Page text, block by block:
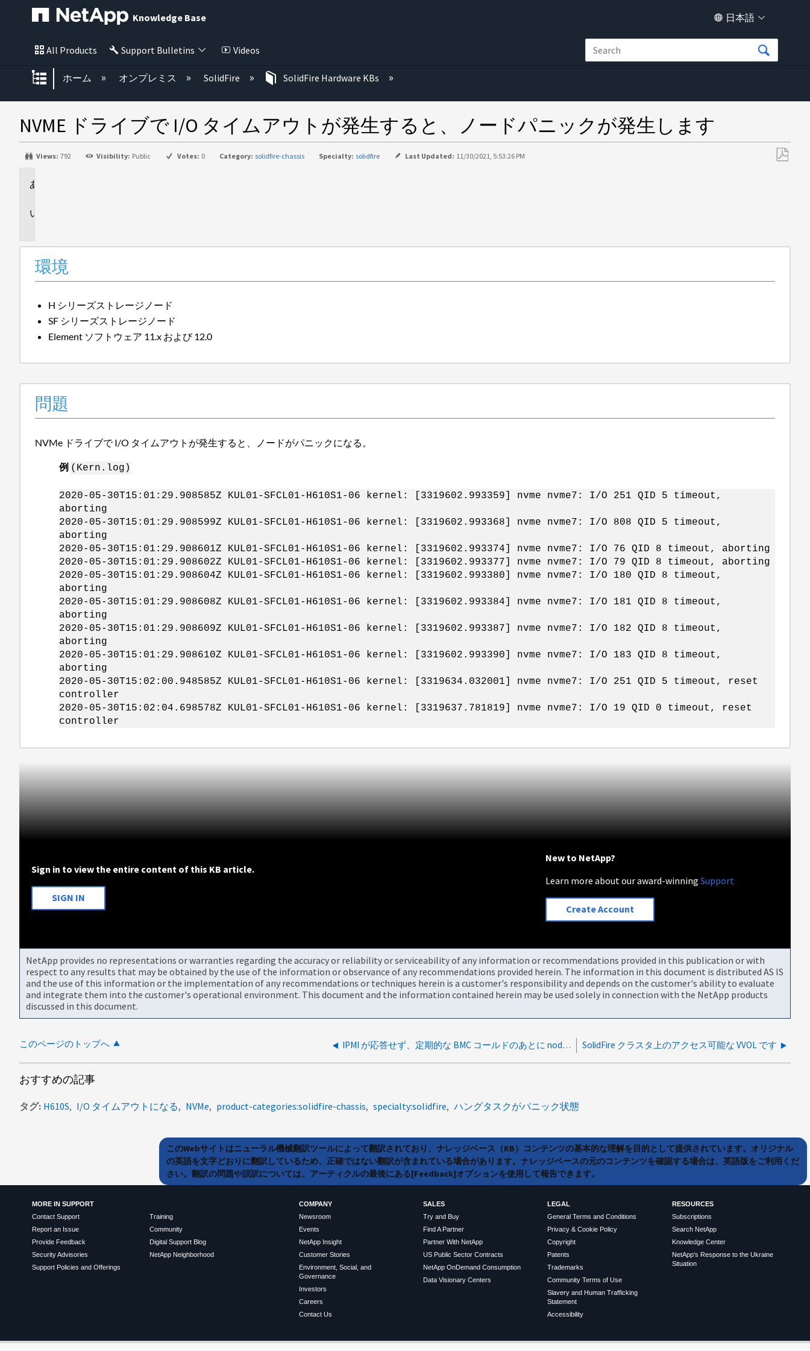
Knowledge Base 日本語
All Products Support Bulletins Videos
グローバル階層を展開/折りたたむ
ホーム オンプレミス SolidFire SolidFire Hardware KBs
NVME ドライブで I/O タイムアウトが発生すると、ノードパニックが発生します
Views: 792 Visibility: Public Votes: 0 Category: solidfire-chassis Specialty: solidfire Last Updated: 11/30/2021, 5:53:26 PM
環境
H シリーズストレージノード
SF シリーズストレージノード
Element ソフトウェア 11.x および 12.0
問題
NVMe ドライブで I/O タイムアウトが発生すると、ノードがパニックになる。
例 (Kern.log)
2020-05-30T15:01:29.908585Z KUL01-SFCL01-H610S1-06 kernel: [3319602.993359] nvme nvme7: I/O 251 QID 5 timeout,
aborting
2020-05-30T15:01:29.908599Z KUL01-SFCL01-H610S1-06 kernel: [3319602.993368] nvme nvme7: I/O 808 QID 5 timeout,
aborting
2020-05-30T15:01:29.908601Z KUL01-SFCL01-H610S1-06 kernel: [3319602.993374] nvme nvme7: I/O 76 QID 8 timeout, aborting
2020-05-30T15:01:29.908602Z KUL01-SFCL01-H610S1-06 kernel: [3319602.993377] nvme nvme7: I/O 79 QID 8 timeout, aborting
2020-05-30T15:01:29.908604Z KUL01-SFCL01-H610S1-06 kernel: [3319602.993380] nvme nvme7: I/O 180 QID 8 timeout,
aborting
2020-05-30T15:01:29.908608Z KUL01-SFCL01-H610S1-06 kernel: [3319602.993384] nvme nvme7: I/O 181 QID 8 timeout,
aborting
2020-05-30T15:01:29.908609Z KUL01-SFCL01-H610S1-06 kernel: [3319602.993387] nvme nvme7: I/O 182 QID 8 timeout,
aborting
2020-05-30T15:01:29.908610Z KUL01-SFCL01-H610S1-06 kernel: [3319602.993390] nvme nvme7: I/O 183 QID 8 timeout,
aborting
2020-05-30T15:02:00.948585Z KUL01-SFCL01-H610S1-06 kernel: [3319634.032001] nvme nvme7: I/O 251 QID 5 timeout, reset
controller
2020-05-30T15:02:04.698578Z KUL01-SFCL01-H610S1-06 kernel: [3319637.781819] nvme nvme7: I/O 19 QID 0 timeout, reset
controller
Sign in to view the entire content of this KB article.
SIGN IN
New to NetApp?
Learn more about our award-winningSupport
Create Account
NetApp provides no representations or warranties regarding the accuracy or reliability or serviceability of any information or recommendations provided in this publication or with
respect to any results that may be obtained by the use of the information or observance of any recommendations provided herein. The information in this document is distributed AS IS
and the use of this information or the implementation of any recommendations or techniques herein is a customer's responsibility and depends on the customer's ability to evaluate
and integrate them into the customer's operational environment. This document and the information contained herein may be used solely in connection with the NetApp products
discussed in this document.
このページのトップへ IPMI が応答せず、定期的な BMC コールドのあとに nodeOffline が繰り返し発生します リセットします SolidFire クラスタ上のアクセス可能な VVOL です
おすすめの記事
タグ H610S I/O タイムアウトになる NVMe product-categories:solidfire-chassis specialty:solidfire ハングタスクがパニック状態
このWebサイトはニューラル機械翻訳ツールによって翻訳されており、ナレッジベース（KB）コンテンツの基本的な理解を目的として提供されています。オリジナル
の英語を文字どおりに翻訳しているため、正確ではない翻訳が含まれている場合があります。ナレッジベースの元のコンテンツを確認する場合は、英語版をご利用くだ
さい。翻訳の問題や誤訳については、アーティクルの最後にある[Feedback]オプションを使用して報告できます。
MORE IN SUPPORT
Contact Support
Report an Issue
Provide Feedback
Security Advisories
Support Policies and Offerings
Training
Community
Digital Support Blog
NetApp Neighborhood
COMPANY
Newsroom
Events
NetApp Insight
Customer Stories
Environment, Social, and
Governance
Investors
Careers
Contact Us
SALES
Try and Buy
Find A Partner
Partner With NetApp
US Public Sector Contracts
NetApp OnDemand Consumption
Data Visionary Centers
LEGAL
General Terms and Conditions
Privacy & Cookie Policy
Copyright
Patents
Trademarks
Community Terms of Use
Slavery and Human Trafficking
Statement
Accessibility
RESOURCES
Subscriptions
Search NetApp
Knowledge Center
NetApp's Response to the Ukraine
Situation